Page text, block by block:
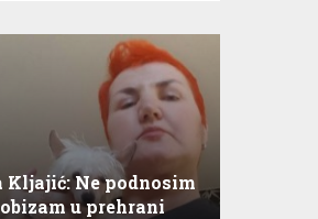
Kljajić: Ne podnosim
u prehrani